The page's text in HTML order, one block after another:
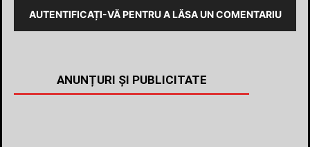
AUTENTIFICAȚI-VĂ PENTRU A LĂSA UN COMENTARIU
ANUNȚURI ȘI PUBLICITATE